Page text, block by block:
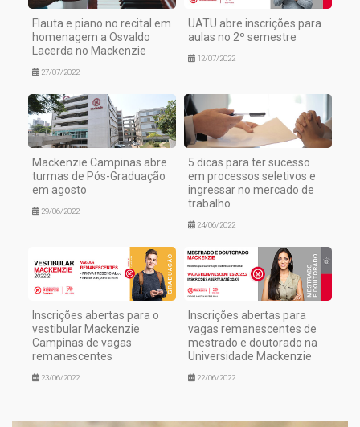
Flauta e piano no recital em
homenagem a Osvaldo
Lacerda no Mackenzie
27/07/2022
UATU abre inscrições para
aulas no 2º semestre
12/07/2022
Mackenzie Campinas abre
turmas de Pós-Graduação
em agosto
29/06/2022
5 dicas para ter sucesso
em processos seletivos e
ingressar no mercado de
trabalho
24/06/2022
Inscrições abertas para o
vestibular Mackenzie
Campinas de vagas
remanescentes
23/06/2022
Inscrições abertas para
vagas remanescentes de
mestrado e doutorado na
Universidade Mackenzie
22/06/2022